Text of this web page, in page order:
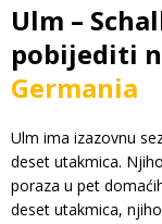
Ulm –
pobijediti
Germania
Ulm ima izazovnu
deset utakmica.
poraza u pet
deset utakmica,